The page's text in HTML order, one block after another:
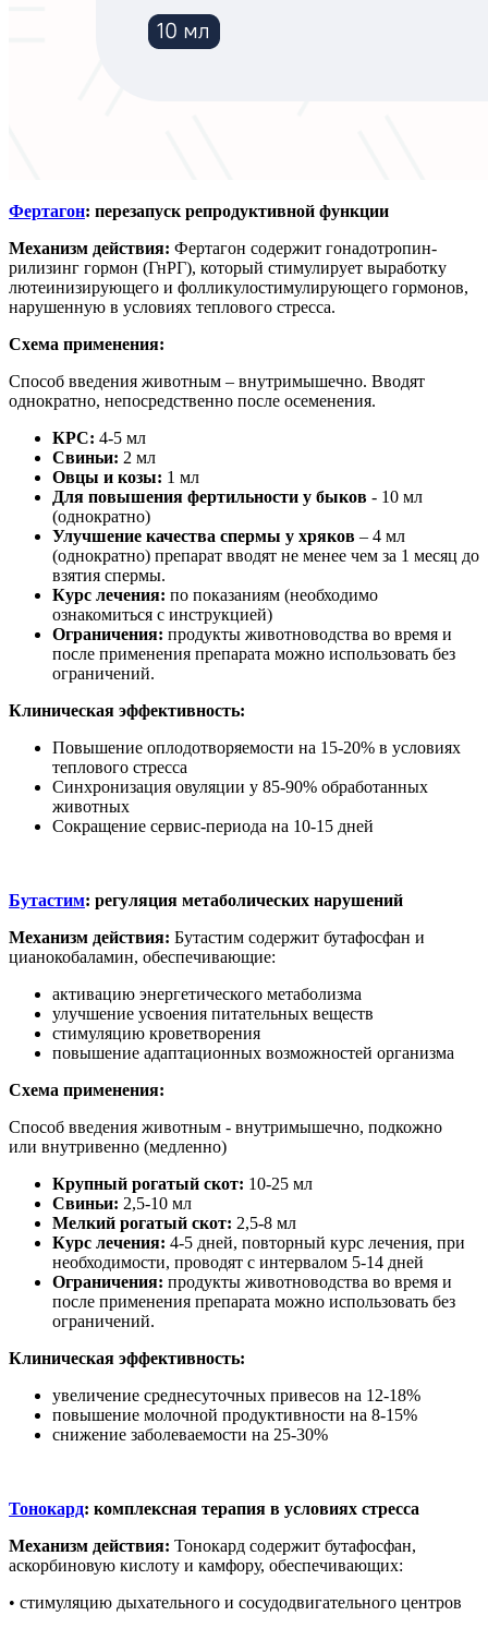
Фертагон: перезапуск репродуктивной функции
Механизм действия: Фертагон содержит гонадотропин-
рилизинг гормон (ГнРГ), который стимулирует выработку
лютеинизирующего и фолликулостимулирующего гормонов,
нарушенную в условиях теплового стресса.
Схема применения:
Способ введения животным – внутримышечно. Вводят
однократно, непосредственно после осеменения.
КРС: 4-5 мл
Свиньи: 2 мл
Овцы и козы: 1 мл
Для повышения фертильности у быков - 10 мл
(однократно)
Улучшение качества спермы у хряков – 4 мл
(однократно) препарат вводят не менее чем за 1 месяц до
взятия спермы.
Курс лечения: по показаниям (необходимо
ознакомиться с инструкцией)
Ограничения: продукты животноводства во время и
после применения препарата можно использовать без
ограничений.
Клиническая эффективность:
Повышение оплодотворяемости на 15-20% в условиях
теплового стресса
Синхронизация овуляции у 85-90% обработанных
животных
Сокращение сервис-периода на 10-15 дней
Бутастим: регуляция метаболических нарушений
Механизм действия: Бутастим содержит бутафосфан и
цианокобаламин, обеспечивающие:
активацию энергетического метаболизма
улучшение усвоения питательных веществ
стимуляцию кроветворения
повышение адаптационных возможностей организма
Схема применения:
Способ введения животным - внутримышечно, подкожно
или внутривенно (медленно)
Крупный рогатый скот: 10-25 мл
Свиньи: 2,5-10 мл
Мелкий рогатый скот: 2,5-8 мл
Курс лечения: 4-5 дней, повторный курс лечения, при
необходимости, проводят с интервалом 5-14 дней
Ограничения: продукты животноводства во время и
после применения препарата можно использовать без
ограничений.
Клиническая эффективность:
увеличение среднесуточных привесов на 12-18%
повышение молочной продуктивности на 8-15%
снижение заболеваемости на 25-30%
Тонокард: комплексная терапия в условиях стресса
Механизм действия: Тонокард содержит бутафосфан,
аскорбиновую кислоту и камфору, обеспечивающих:
• стимуляцию дыхательного и сосудодвигательного центров